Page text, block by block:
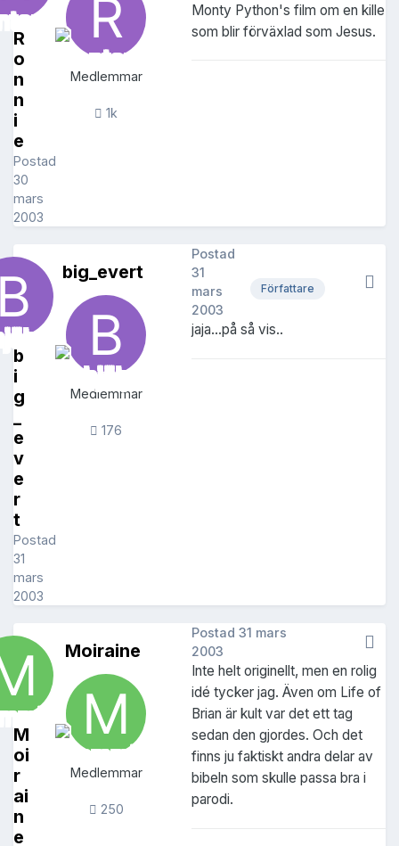
R
o
n
n
i
e
Postad
30
mars
2003
Medlemmar
1k
Monty Python's film om en kille
som blir förväxlad som Jesus.
b
i
g
_
e
v
e
r
t
Postad
31
mars
2003
big_evert
Medlemmar
176
Författare
Postad
31
mars
2003
jaja...på så vis..
M
oi
r
ai
n
e
Moiraine
Medlemmar
250
Postad 31 mars
2003
Inte helt originellt, men en rolig
idé tycker jag. Även om Life of
Brian är kult var det ett tag
sedan den gjordes. Och det
finns ju faktiskt andra delar av
bibeln som skulle passa bra i
parodi.